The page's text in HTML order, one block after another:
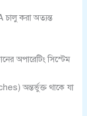
চালু করা অত্যন্ত
অপারেটিং সিস্টেম
অন্তর্ভুক্ত থাকে যা